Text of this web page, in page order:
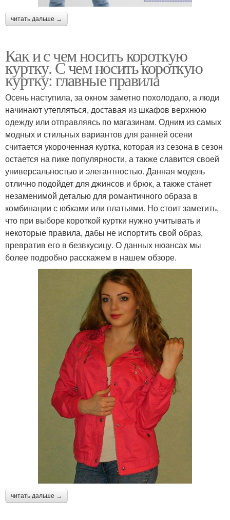
читать дальше →
Как и с чем носить короткую
куртку. С чем носить короткую
куртку: главные правила
Осень наступила, за окном заметно похолодало, а люди
начинают утепляться, доставая из шкафов верхнюю
одежду или отправляясь по магазинам. Одним из самых
модных и стильных вариантов для ранней осени
считается укороченная куртка, которая из сезона в сезон
остается на пике популярности, а также славится своей
универсальностью и элегантностью. Данная модель
отлично подойдет для джинсов и брюк, а также станет
незаменимой деталью для романтичного образа в
комбинации с юбками или платьями. Но стоит заметить,
что при выборе короткой куртки нужно учитывать и
некоторые правила, дабы не испортить свой образ,
превратив его в безвкусицу. О данных нюансах мы
более подробно расскажем в нашем обзоре.
читать дальше →